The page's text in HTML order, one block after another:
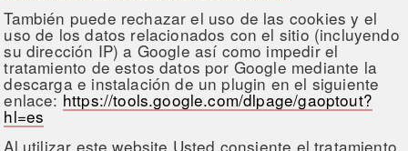
También puede rechazar el uso de las cookies y el
uso de los datos relacionados con el sitio (incluyendo
su dirección IP) a Google así como impedir el
tratamiento de estos datos por Google mediante la
descarga e instalación de un plugin en el siguiente
enlace:https://tools.google.com/dlpage/gaoptout?
hl=es
Al utilizar este website Usted consiente el tratamiento